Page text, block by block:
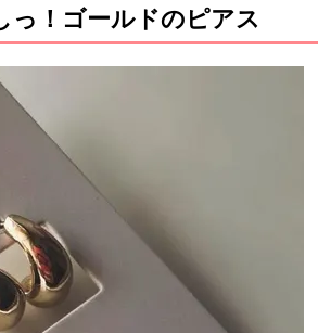
っ！ゴールドのピアス